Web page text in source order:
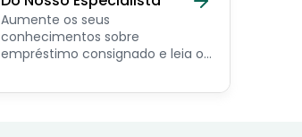
Aumente os seus
conhecimentos sobre
empréstimo consignado e leia os
economista especialista no